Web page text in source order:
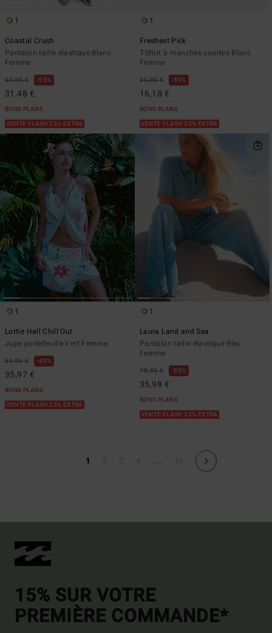
1
Coastal Crush
Pantalon taille élastique Blanc
Femme
69,95 € 55%
31,48 €
BONS PLANS
VENTE FLASH 25% EXTRA
1
Freshest Pick
T-Shirt à manches courtes Blanc
Femme
35,95 € 55%
16,18 €
BONS PLANS
VENTE FLASH 25% EXTRA
1
Lottie Hall Chill Out
Jupe portefeuille Vert Femme
59,95 € 40%
35,97 €
BONS PLANS
VENTE FLASH 25% EXTRA
1
Laura Land and Sea
Pantalon taille élastique Bleu
Femme
79,95 € 55%
35,98 €
BONS PLANS
VENTE FLASH 25% EXTRA
1 ...
15% SUR VOTRE
PREMIÈRE COMMANDE*